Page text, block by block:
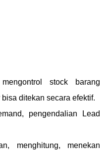
stock barang
ditekan secara efektif.
pengendalian Lead
menghitung, menekan